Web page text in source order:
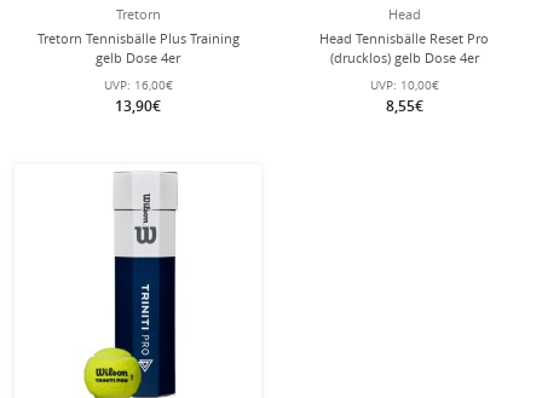
Tretorn
Tretorn Tennisbälle Plus Training
gelb Dose 4er
UVP: 16,00€
13,90€
Head
Head Tennisbälle Reset Pro
(drucklos) gelb Dose 4er
UVP: 10,00€
8,55€